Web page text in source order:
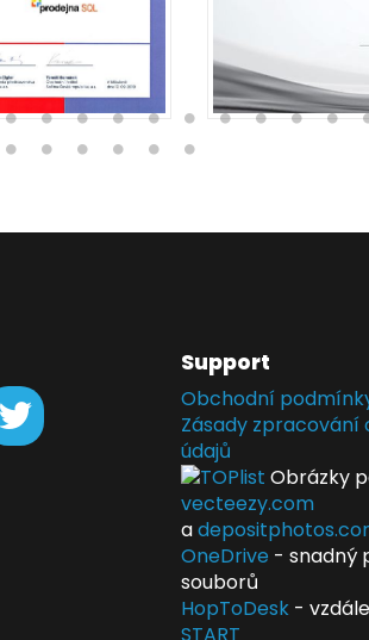
Support
Obchodní
Zásady zpracování
údajů
Obrázky
vecteezy.com
a
OneDrive - snadný
souborů
HopToDesk-